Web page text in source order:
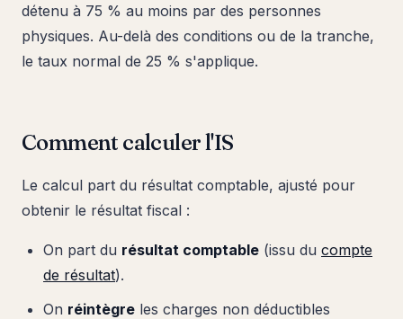
détenu à 75 % au moins par des personnes
physiques. Au-delà des conditions ou de la tranche,
le taux normal de 25 % s'applique.
Comment calculer l'IS
Le calcul part du résultat comptable, ajusté pour
obtenir le résultat fiscal :
On part du résultat comptable (issu du compte
de résultat).
On réintègre les charges non déductibles